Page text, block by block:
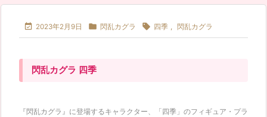
 2023年2月9日  閃乱カグラ  四季 , 閃乱カグラ
閃乱カグラ 四季
『閃乱カグラ』に登場するキャラクター、「四季」のフィギュア・プラ